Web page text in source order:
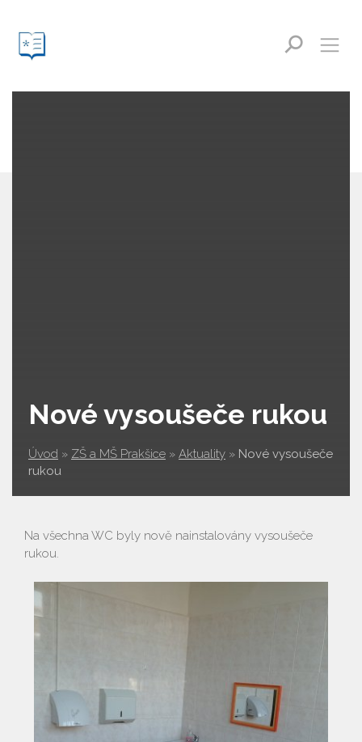
Nové vysoušeče rukou
Úvod » ZŠ a MŠ Prakšice » Aktuality » Nové vysoušeče
rukou
Na všechna WC byly nově nainstalovány vysoušeče
rukou.